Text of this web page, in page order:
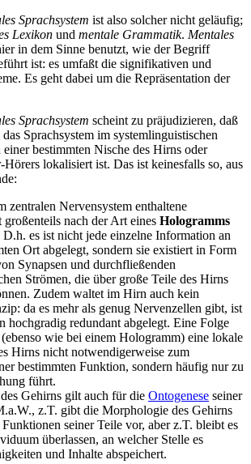
Sprachsystem ist also solcher nicht geläufig;
Lexikon und mentale Grammatik. Mentales
in dem Sinne benutzt, wie der Begriff
ist: es umfaßt die signifikativen und
Es geht dabei um die Repräsentation der
Sprachsystem scheint zu präjudizieren, daß
Sprachsystem im systemlinguistischen
einer bestimmten Nische des Hirns oder
Hörers lokalisiert ist. Das ist keinesfalls so, aus
zentralen Nervensystem enthaltene
nach der Art eines Hologramms
D.h. es ist nicht jede einzelne Information an
Ort abgelegt, sondern sie existiert in Form
Synapsen und durchfließenden
Strömen, die über große Teile des Hirns
Zudem waltet im Hirn auch kein
da es mehr als genug Nervenzellen gibt, ist
hochgradig redundant abgelegt. Eine Folge
wie bei einem Hologramm) eine lokale
Hirns nicht notwendigerweise zum
bestimmten Funktion, sondern häufig nur zu
führt.
des Gehirns gilt auch für die Ontogenese seiner
z.T. gibt die Morphologie des Gehirns
seiner Teile vor, aber z.T. bleibt es
überlassen, an welcher Stelle es
und Inhalte abspeichert.